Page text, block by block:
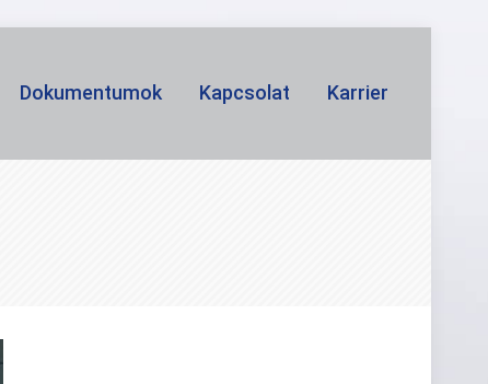
Dokumentumok Kapcsolat Karrier